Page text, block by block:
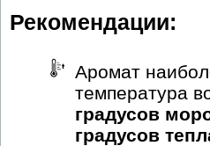
Рекомендации:
Аромат
температура
градусов
градусов